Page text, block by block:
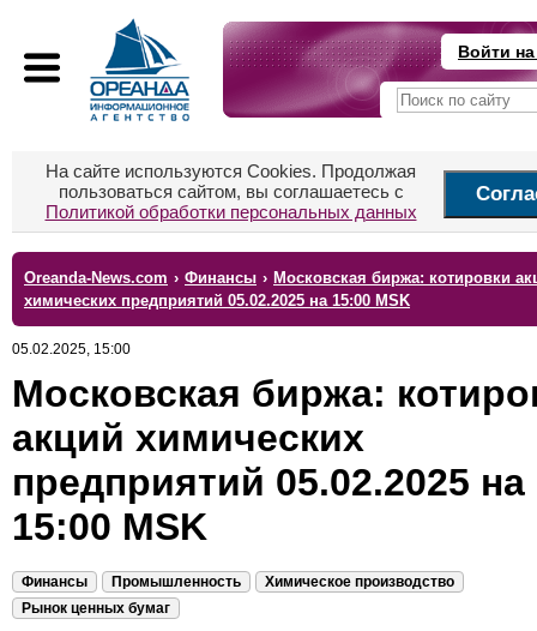
Войти
На сайте используются Cookies. Продолжая
пользоваться сайтом, вы соглашаетесь с
Политикой обработки персональных данных
Oreanda-News.com › Финансы › Московская биржа: котировки
химических предприятий 05.02.2025 на 15:00 MSK
05.02.2025, 15:00
Московская биржа:
акций химических
предприятий 05.02.2025 на
15:00 MSK
Финансы Промышленность
Химическое производство
Рынок ценных бумаг